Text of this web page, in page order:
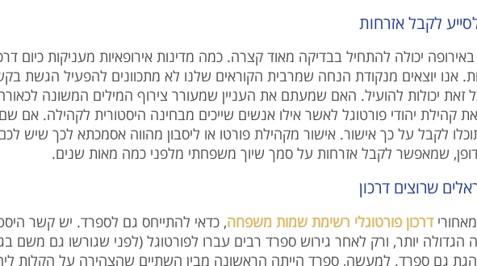
לקבל אזרחות
יכולה להתחיל בבדיקה מאוד קצרה. כמה מדינות אירופאיות מעניקות כיום
אנו יוצאים מנקודת הנחה שמרבית הקוראים שלנו לא מתכוונים להפעיל הגשת
זאת יכולות להועיל. האם שמעתם את העניין שמעורר צירוף המילים המשונה
את קהילת יהודי פורטוגל לאשר אילו אנשים שייכים מבחינה היסטורית
לקבל על כך אישור. אישור מקהילת פורטו או ליסבון מהווה אסמכתא לכך שיש
דופן, שמאפשר לקבל אזרחות על סמך שיוך משפחתי מלפני כמה מאות שנים.
שרוצים דרכון
דרכון פורטוגלי רשימת שמות משפחה, כדאי להתייחס גם לספרד. יש קשר
יותר, ורק לאחר גירוש ספרד רבים עברו לפורטוגל (לפני שגורשו גם משם
גם ספרד. למעשה, ספרד הייתה הראשונה מבין השתיים שהצהירה על הקלות